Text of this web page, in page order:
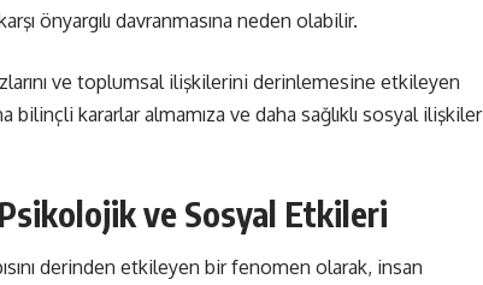
önyargılı davranmasına neden olabilir.
ve toplumsal ilişkilerini derinlemesine etkileyen
bilinçli kararlar almamıza ve daha sağlıklı sosyal ilişkiler
Psikolojik ve Sosyal Etkileri
derinden etkileyen bir fenomen olarak, insan